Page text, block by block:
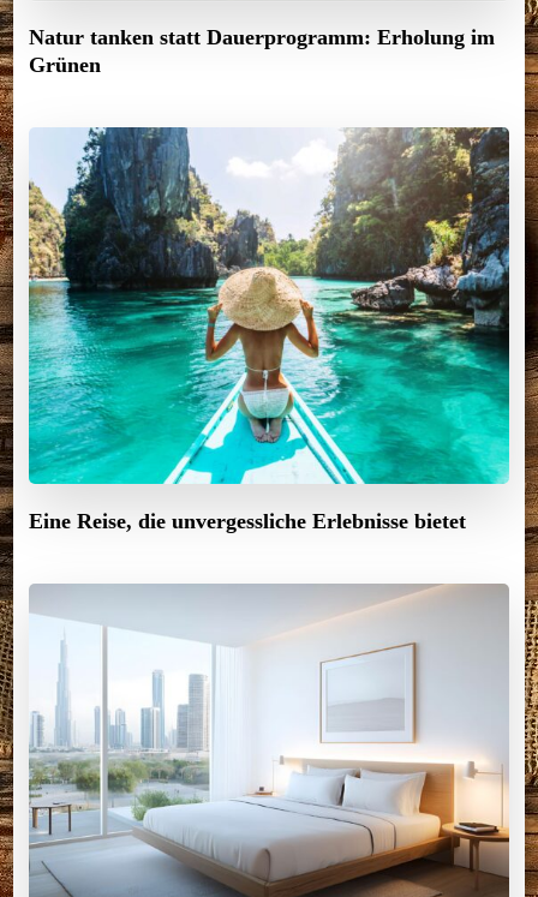
Natur tanken statt Dauerprogramm: Erholung im
Grünen
Eine Reise, die unvergessliche Erlebnisse bietet